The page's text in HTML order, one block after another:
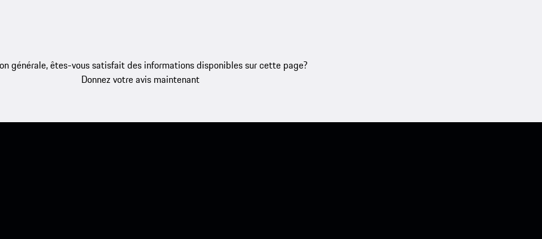
générale, êtes-vous satisfait des informations disponibles sur cette page?
Donnez votre avis maintenant